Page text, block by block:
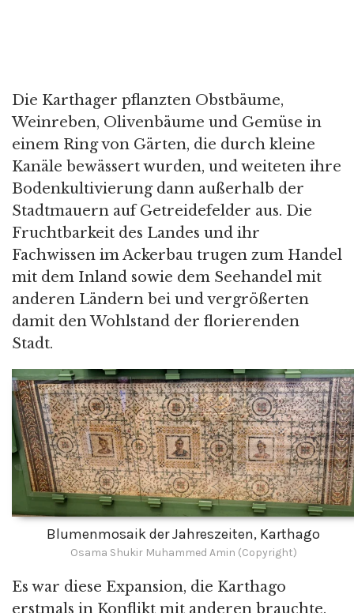
Die Karthager pflanzten Obstbäume,
Weinreben, Olivenbäume und Gemüse in
einem Ring von Gärten, die durch kleine
Kanäle bewässert wurden, und weiteten ihre
Bodenkultivierung dann außerhalb der
Stadtmauern auf Getreidefelder aus. Die
Fruchtbarkeit des Landes und ihr
Fachwissen im Ackerbau trugen zum Handel
mit dem Inland sowie dem Seehandel mit
anderen Ländern bei und vergrößerten
damit den Wohlstand der florierenden
Stadt.
Blumenmosaik der Jahreszeiten, Karthago
Osama Shukir Muhammed Amin (Copyright)
Es war diese Expansion, die Karthago
erstmals in Konflikt mit anderen brauchte.